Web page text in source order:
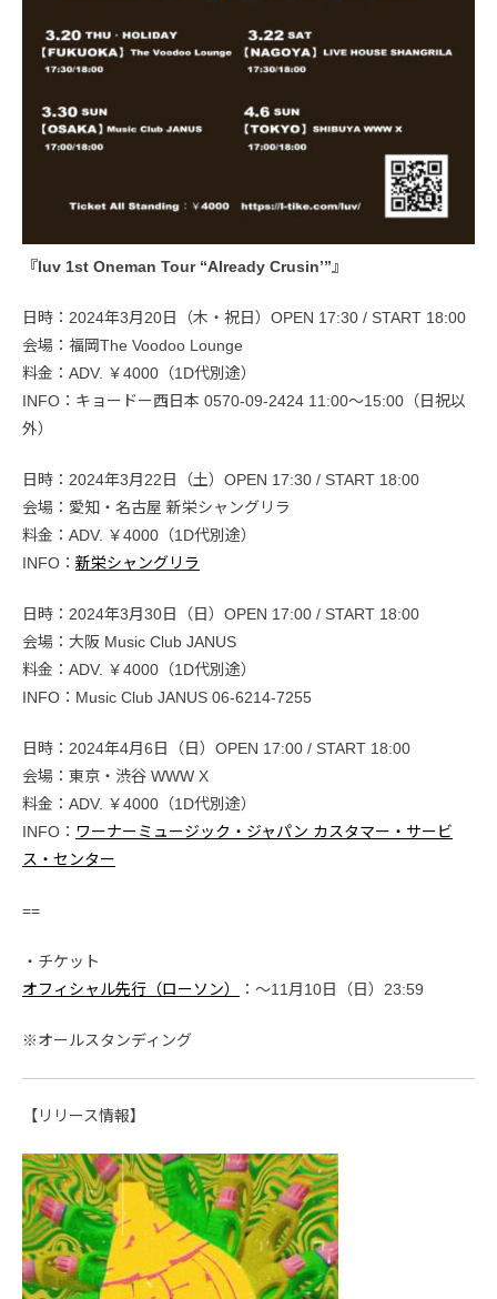
『luv 1st Oneman Tour “Already Crusin’”』
日時：2024年3月20日（木・祝日）OPEN 17:30 / START 18:00
会場：福岡The Voodoo Lounge
料金：ADV. ￥4000（1D代別途）
INFO：キョードー西日本 0570-09-2424 11:00〜15:00（日祝以
外）
日時：2024年3月22日（土）OPEN 17:30 / START 18:00
会場：愛知・名古屋 新栄シャングリラ
料金：ADV. ￥4000（1D代別途）
INFO： 新栄シャングリラ
日時：2024年3月30日（日）OPEN 17:00 / START 18:00
会場：大阪 Music Club JANUS
料金：ADV. ￥4000（1D代別途）
INFO：Music Club JANUS 06-6214-7255
日時：2024年4月6日（日）OPEN 17:00 / START 18:00
会場：東京・渋谷 WWW X
料金：ADV. ￥4000（1D代別途）
INFO： ワーナーミュージック・ジャパン カスタマー・サービ
ス・センター
==
・チケット
オフィシャル先行（ローソン）
：〜11月10日（日）23:59
※オールスタンディング
【リリース情報】